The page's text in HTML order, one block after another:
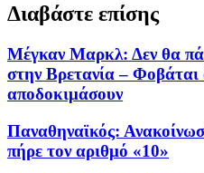
Διαβάστε επίσης
Μέγκαν Μαρκλ: Δεν θα
στην Βρετανία – Φοβάται
αποδοκιμάσουν
Παναθηναϊκός:
πήρε τον αριθμό «10»